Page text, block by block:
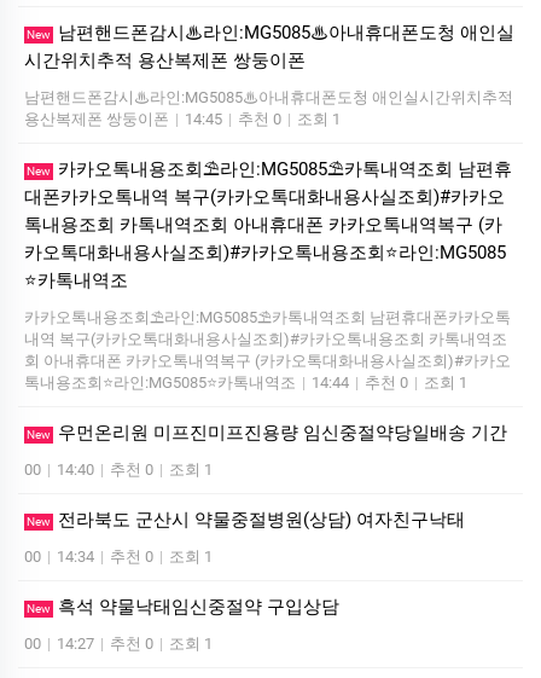
New
남편핸드폰감시♨라인:MG5085♨아내휴대폰도청 애인실
시간위치추적 용산복제폰 쌍둥이폰
남편핸드폰감시♨라인:MG5085♨아내휴대폰도청 애인실시간위치추적
용산복제폰 쌍둥이폰 | 14:45 | 추천 0 | 조회 1
New
카카오톡내용조회⛱️라인:MG5085⛱️카톡내역조회 남편휴
대폰카카오톡내역 복구(카카오톡대화내용사실조회)#카카오
톡내용조회 카톡내역조회 아내휴대폰 카카오톡내역복구 (카
카오톡대화내용사실조회)#카카오톡내용조회⭐라인:MG5085
⭐카톡내역조
카카오톡내용조회⛱️라인:MG5085⛱️카톡내역조회 남편휴대폰카카오톡
내역 복구(카카오톡대화내용사실조회)#카카오톡내용조회 카톡내역조
회 아내휴대폰 카카오톡내역복구 (카카오톡대화내용사실조회)#카카오
톡내용조회⭐라인:MG5085⭐카톡내역조 | 14:44 | 추천 0 | 조회 1
New 우먼온리원 미프진미프진용량 임신중절약당일배송 기간
00 | 14:40 | 추천 0 | 조회 1
New 전라북도 군산시 약물중절병원(상담) 여자친구낙­태
00 | 14:34 | 추천 0 | 조회 1
New 흑석 약물낙태임신중절약 구입상담
00 | 14:27 | 추천 0 | 조회 1